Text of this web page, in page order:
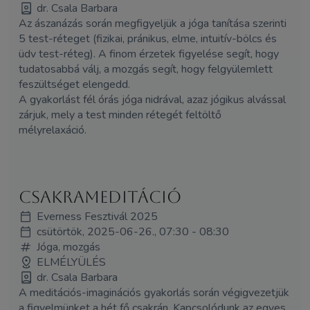
dr. Csala Barbara
Az ászanázás során megfigyeljük a jóga tanítása szerinti
5 test-réteget (fizikai, pránikus, elme, intuitív-bölcs és
üdv test-réteg). A finom érzetek figyelése segít, hogy
tudatosabbá válj, a mozgás segít, hogy felgyülemlett
feszültséget elengedd.
A gyakorlást fél órás jóga nidrával, azaz jógikus alvással
zárjuk, mely a test minden rétegét feltöltő
mélyrelaxáció.
Csakrameditáció
Everness Fesztivál 2025
csütörtök, 2025-06-26., 07:30 - 08:30
Jóga, mozgás
ELMÉLYÜLÉS
dr. Csala Barbara
A meditációs-imaginációs gyakorlás során végigvezetjük